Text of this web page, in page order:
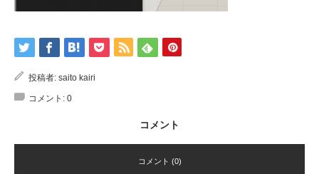
投稿者: saito kairi
コメント: 0
コメント
コメント (0)